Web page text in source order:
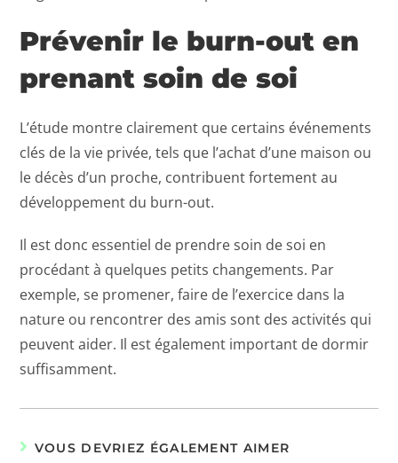
Prévenir le burn-out en
prenant soin de soi
L’étude montre clairement que certains événements
clés de la vie privée, tels que l’achat d’une maison ou
le décès d’un proche, contribuent fortement au
développement du burn-out.
Il est donc essentiel de prendre soin de soi en
procédant à quelques petits changements. Par
exemple, se promener, faire de l’exercice dans la
nature ou rencontrer des amis sont des activités qui
peuvent aider. Il est également important de dormir
suffisamment.
VOUS DEVRIEZ ÉGALEMENT AIMER